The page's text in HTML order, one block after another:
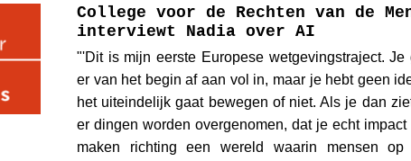
College voor de Rechten van de
interviewt Nadia over AI
"'Dit is mijn eerste Europese wetgevingstraject. Je
er van het begin af aan vol in, maar je hebt geen
het uiteindelijk gaat bewegen of niet. Als je dan
er dingen worden overgenomen, dat je echt impact
maken richting een wereld waarin mensen op